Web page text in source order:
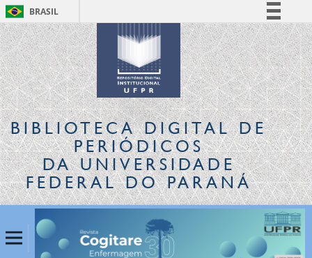
BRASIL
Simplifique!
Comunica BR
Participe
Acesso à informação
Legislação
Canais
BIBLIOTECA DIGITALDE
PERIÓDICOS
DA UNIVERSIDADE
FEDERAL DO PARANÁ